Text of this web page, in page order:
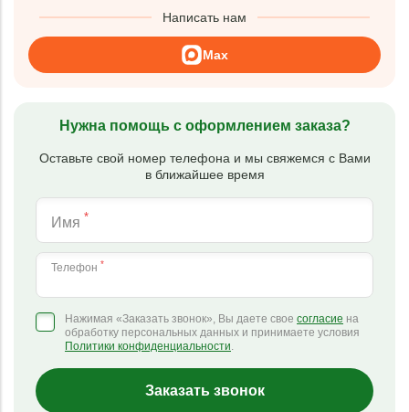
Написать нам
Max
Нужна помощь с оформлением заказа?
Оставьте свой номер телефона и мы свяжемся с Вами
в ближайшее время
Имя *
Телефон *
Нажимая «Заказать звонок», Вы даете свое согласие на
обработку персональных данных и принимаете условия
Политики конфиденциальности.
Заказать звонок